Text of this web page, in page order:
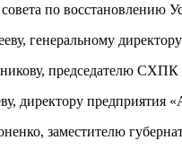
по восстановлению
генеральному
председателю СХПК
директору предприятия
заместителю